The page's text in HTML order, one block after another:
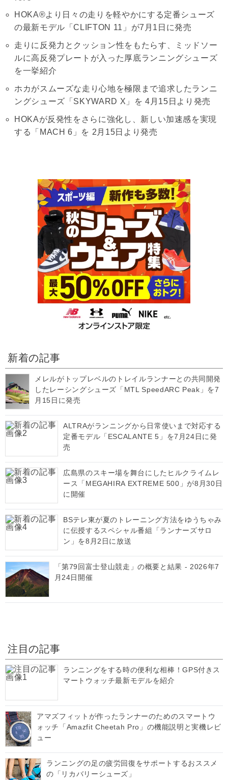
HOKA®より日々の走りを軽やかにする定番シューズ
の最新モデル「CLIFTON 11」が7月1日に発売
走りに反発力とクッション性をもたらす、ミッドソー
ルに高反発プレートが入った厚底ランニングシューズ
を一挙紹介
ホカがスムーズな走り心地を極限まで追求したランニ
ングシューズ「SKYWARD X」を 4月15日より発売
HOKAが反発性をさらに強化し、新しい加速感を実現
する「MACH 6」を 2月15日より発売
新着の記事
メレルがトップレベルのトレイルランナーとの共同開発
したレーシングシューズ「MTL SpeedARC Peak」を7
月15日に発売
ALTRAがランニングから日常使いまで対応する
定番モデル「ESCALANTE 5」を7月24日に発
売
広島県のスキー場を舞台にしたヒルクライムレ
ース「MEGAHIRA EXTREME 500」が8月30日
に開催
BSテレ東が夏のトレーニング方法をゆうちゃみ
に伝授するスペシャル番組「ランナーズサロ
ン」を8月2日に放送
「第79回富士登山競走」の概要と結果 - 2026年7
月24日開催
注目の記事
ランニングをする時の便利な相棒！GPS付きス
マートウォッチ最新モデルを紹介
アマズフィットが作ったランナーのためのスマートウ
ォッチ「Amazfit Cheetah Pro」の機能説明と実機レビ
ュー
ランニングの足の疲労回復をサポートするおススメ
の「リカバリーシューズ」